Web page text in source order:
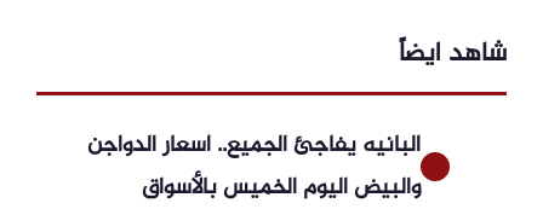
شاهد ايضاً
البانيه يفاجئ الجميع.. أسعار الدواجن
والبيض اليوم الخميس بالأسواق